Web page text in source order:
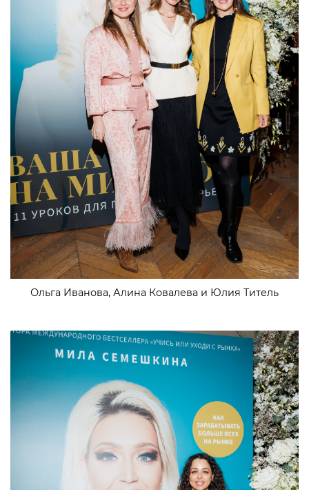
Ольга Иванова, Алина Ковалева и Юлия Титель